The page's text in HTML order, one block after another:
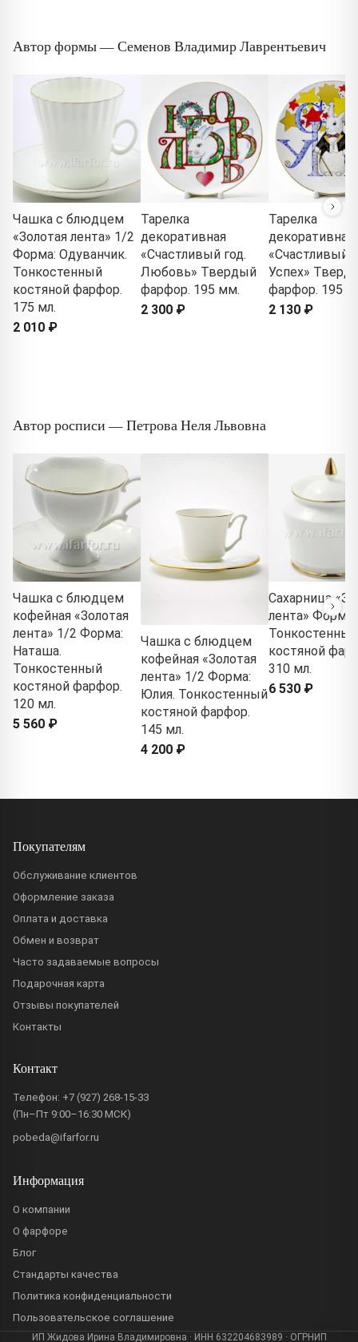
Автор формы — Семенов Владимир Лаврентьевич
Чашка с блюдцем
«Золотая лента» 1/2
Форма: Одуванчик.
Тонкостенный
костяной фарфор.
175 мл.
2 010 ₽
Тарелка
декоративная
«Счастливый год.
Любовь» Твердый
фарфор. 195 мм.
2 300 ₽
Тарелка
декоративная
«Счастливый
Успех»
фарфор. 195
2 130 ₽
Автор росписи — Петрова Неля Львовна
Чашка с блюдцем
кофейная «Золотая
лента» 1/2 Форма:
Наташа.
Тонкостенный
костяной фарфор.
120 мл.
5 560 ₽
Чашка с блюдцем
кофейная «Золотая
лента» 1/2 Форма:
Юлия. Тонкостенный
костяной фарфор.
145 мл.
4 200 ₽
Сахарница
лента»
Тонкостенный
костяной
310 мл.
6 530 ₽
Покупателям
Обслуживание клиентов
Оформление заказа
Оплата и доставка
Обмен и возврат
Часто задаваемые вопросы
Подарочная карта
Отзывы покупателей
Контакты
Контакт
Телефон: +7 (927) 268-15-33
(Пн–Пт 9:00–16:30 МСК)
pobeda@ifarfor.ru
Информация
О компании
О фарфоре
Блог
Стандарты качества
Политика конфиденциальности
Пользовательское соглашение
ИП Жидова Ирина Владимировна · ИНН 632204683989 · ОГРНИП